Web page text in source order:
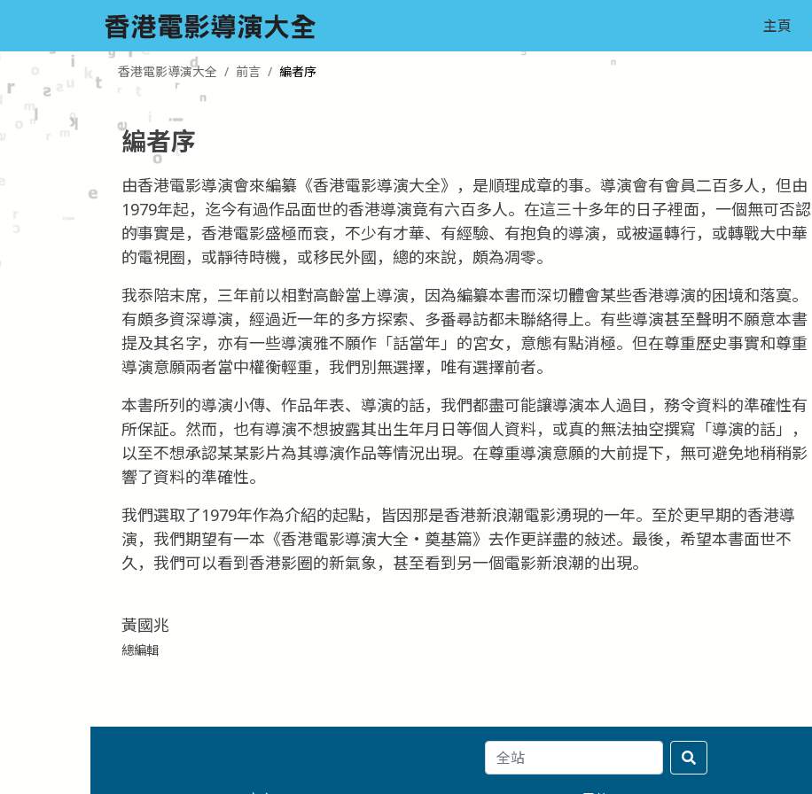
主頁
香港電影導演大全 前言 編者序
編者序
由香港電影導演會來編纂《香港電影導演大全》，是順理成章的事。導演會有會員二百多人，但由
1979年起，迄今有過作品面世的香港導演竟有六百多人。在這三十多年的日子裡面，一個無可否認
的事實是，香港電影盛極而衰，不少有才華、有經驗、有抱負的導演，或被逼轉行，或轉戰大中華
的電視圈，或靜待時機，或移民外國，總的來說，頗為凋零。
我忝陪末席，三年前以相對高齡當上導演，因為編纂本書而深切體會某些香港導演的困境和落寞。
有頗多資深導演，經過近一年的多方探索、多番尋訪都未聯絡得上。有些導演甚至聲明不願意本書
提及其名字，亦有一些導演雅不願作「話當年」的宮女，意態有點消極。但在尊重歷史事實和尊重
導演意願兩者當中權衡輕重，我們別無選擇，唯有選擇前者。
本書所列的導演小傳、作品年表、導演的話，我們都盡可能讓導演本人過目，務令資料的準確性有
所保証。然而，也有導演不想披露其出生年月日等個人資料，或真的無法抽空撰寫「導演的話」，
以至不想承認某某影片為其導演作品等情況出現。在尊重導演意願的大前提下，無可避免地稍稍影
響了資料的準確性。
我們選取了1979年作為介紹的起點，皆因那是香港新浪潮電影湧現的一年。至於更早期的香港導
演，我們期望有一本《香港電影導演大全‧奠基篇》去作更詳盡的敍述。最後，希望本書面世不
久，我們可以看到香港影圈的新氣象，甚至看到另一個電影新浪潮的出現。
黃國兆
總編輯